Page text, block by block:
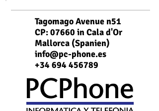
Tagomago Avenue n51
CP: 07660 in Cala d'Or
Mallorca (Spanien)
info@pc-phone.es
+34 694 456789